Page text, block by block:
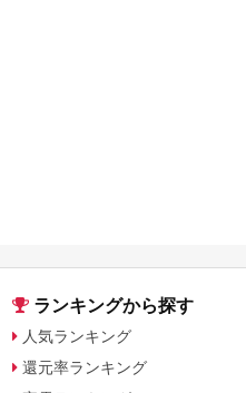
ランキングから探す
人気ランキング
還元率ランキング